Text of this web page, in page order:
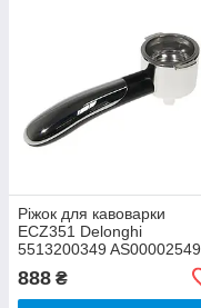
Ріжок для кавоварки
ECZ351 Delonghi
5513200349 AS00002549
888 ₴